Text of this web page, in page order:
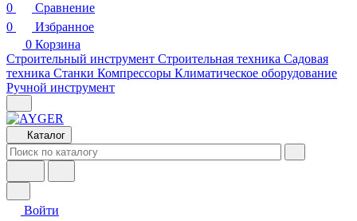
0
Сравнение
0
Избранное
0 Корзина
Строительный инструмент Строительная техника Садовая
техника Станки Компрессоры Климатическое оборудование
Ручной инструмент
Каталог
Войти